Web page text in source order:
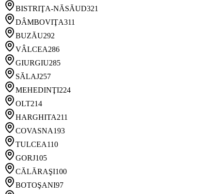
BISTRIŢA-NĂSĂUD321
DÂMBOVIŢA311
BUZĂU292
VÂLCEA286
GIURGIU285
SĂLAJ257
MEHEDINŢI224
OLT214
HARGHITA211
COVASNA193
TULCEA110
GORJ105
CĂLĂRAŞI100
BOTOŞANI97